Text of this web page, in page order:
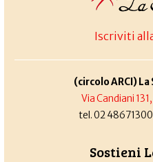
Iscriviti
(circolo ARCI)
Via Candiani
tel. 02
Sostieni